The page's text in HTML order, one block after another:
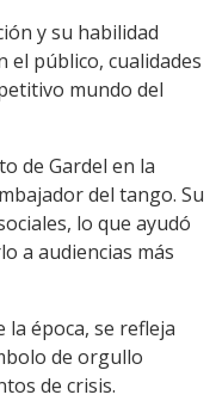
y su habilidad
el público, cualidades
mundo del
de Gardel en la
del tango. Su
lo que ayudó
a audiencias más
época, se refleja
de orgullo
de crisis.